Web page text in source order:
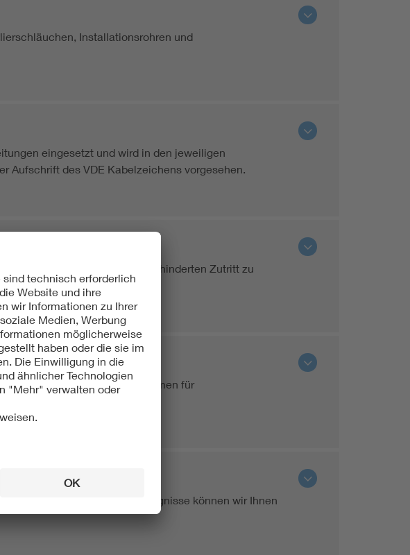
Installationsrohren und
eingesetzt und wird in den jeweiligen
Aufschrift des VDE Kabelzeichens vorgesehen.
ermöglicht Ihnen den ungehinderten Zutritt zu
vergeben, die den Normen für
elektrotechnischer Erzeugnisse können wir Ihnen